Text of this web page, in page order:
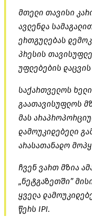
მთელი თავისი
ავლენდა
ერთგულებას
პრესის
უფლებების
საქართველოს
გაათავისუფლოს
მას
დამოუკიდებელი
არასათანადო
ჩვენ ვართ მზია
„ნეტგაზეთში”
ყველა
წერს IPI.